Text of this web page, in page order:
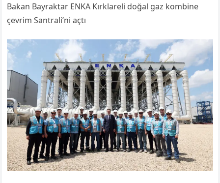
Bakan Bayraktar ENKA Kırklareli doğal gaz kombine
çevrim Santrali’ni açtı